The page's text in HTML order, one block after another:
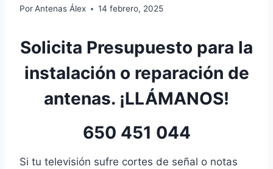
PorAntenas Álex 14 febrero, 2025
Solicita Presupuesto para la
instalación o reparación de
antenas. ¡LLÁMANOS!
650 451 044
Si tu televisión sufre cortes de señal o notas